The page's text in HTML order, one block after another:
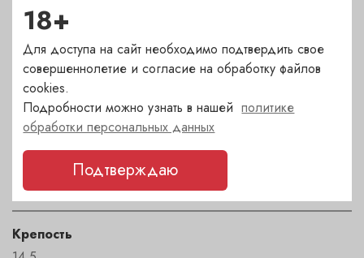
Страна
Италия
Сорт
нерелло маскалезе
Sicilia
Крепость
18+
Для доступа на сайт необходимо подтвердить свое
совершеннолетие и согласие на обработку файлов
cookies.
Подробности можно узнать в нашейполитике
обработки персональных данных
Подтверждаю